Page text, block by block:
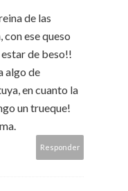
de las
con ese queso
de beso!!
algo de
en cuanto la
un trueque!
Responder